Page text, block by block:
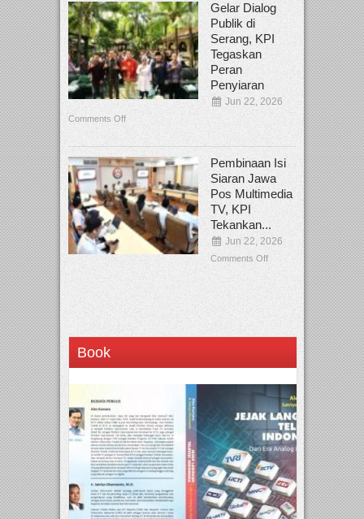
Gelar Dialog
Publik di
Serang, KPI
Tegaskan
Peran
Penyiaran
Jun 22, 2026
Comments Off
Pembinaan Isi
Siaran Jawa
Pos Multimedia
TV, KPI
Tekankan...
Jun 22, 2026
Comments Off
Book